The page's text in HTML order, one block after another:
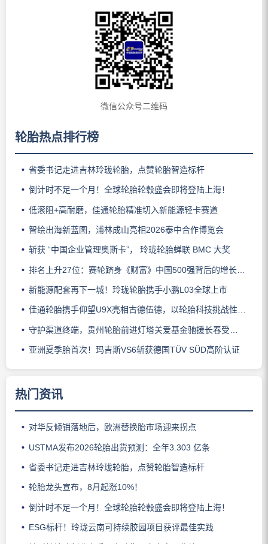
微信公众号二维码
轮胎热点排行榜
省委书记走进吉林玲珑轮胎，点赞轮胎智造标杆
倒计时不足一个月！全球轮胎轮毂盛会即将登陆上海！
低滚阻+高耐磨，佳通轮胎精准切入新能源轻卡赛道
智绘出海新蓝图，浦林成山亮相2026泰中合作博览会
斩获 “中国企业管理奥斯卡”， 玲珑轮胎蝉联 BMC 大奖
排名上升27位：赛轮跻身《财富》中国500强背后的增长逻辑
新能源配套再下一城！玲珑轮胎携手小鹏L03全球上市
佳通轮胎携手仰望U9X亮相古德伍德，以轮胎科技挑战性能边界
守护渠道终端，贵州轮胎前进灯塔关爱基金驰援长春受灾门店
亚洲夏季胎首次！玛吉斯VS6斩获德国TÜV SÜD高阶认证
热门资讯
对华反倾销落地后，欧洲替换胎市场迎来拐点
USTMA发布2026轮胎出货预测：全年3.303 亿条
省委书记走进吉林玲珑轮胎，点赞轮胎智造标杆
轮胎龙头宣布，8月起涨10%！
倒计时不足一个月！全球轮胎轮毂盛会即将登陆上海！
ESG标杆！玲珑云南可持续胶园项目获评最佳实践